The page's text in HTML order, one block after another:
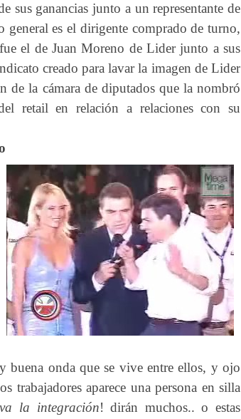
sus ganancias junto a un representante de
general es el dirigente comprado de turno,
el de Juan Moreno de Lider junto a sus
creado para lavar la imagen de Lider
de la cámara de diputados que la nombró
retail en relación a relaciones con su
buena onda que se vive entre ellos, y ojo
trabajadores aparece una persona en silla
la integración! dirán muchos.. o estas